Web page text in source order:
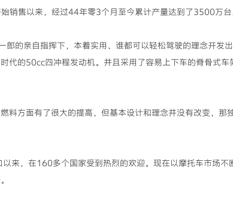
售以来，经过44年零3个月至今累计产量达到了3500万
的亲自指挥下，本着实用、谁都可以轻松驾驶的理念开发
代的50cc四冲程发动机。并且采用了容易上下车的脊骨式
方面有了很大的提高，但基本设计和理念并没有改变，那
来，在160多个国家受到热烈的欢迎。现在以摩托车市场